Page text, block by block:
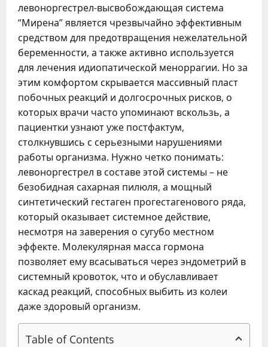
левоноргестрел-высвобождающая система
“Мирена” является чрезвычайно эффективным
средством для предотвращения нежелательной
беременности, а также активно используется
для лечения идиопатической меноррагии. Но за
этим комфортом скрывается массивный пласт
побочных реакций и долгосрочных рисков, о
которых врачи часто упоминают вскользь, а
пациентки узнают уже постфактум,
столкнувшись с серьезными нарушениями
работы организма. Нужно четко понимать:
левоноргестрел в составе этой системы – не
безобидная сахарная пилюля, а мощный
синтетический гестаген прогестагенового ряда,
который оказывает системное действие,
несмотря на заверения о сугубо местном
эффекте. Молекулярная масса гормона
позволяет ему всасываться через эндометрий в
системный кровоток, что и обуславливает
каскад реакций, способных выбить из колеи
даже здоровый организм.
Table of Contents